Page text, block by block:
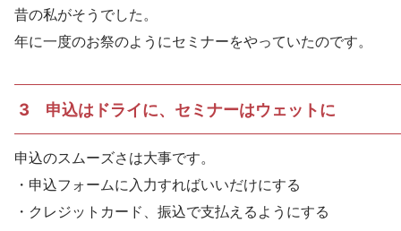
昔の私がそうでした。
年に一度のお祭のようにセミナーをやっていたのです。
3 申込はドライに、セミナーはウェットに
申込のスムーズさは大事です。
・申込フォームに入力すればいいだけにする
・クレジットカード、振込で支払えるようにする